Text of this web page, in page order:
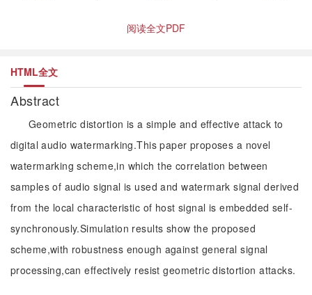
阅读全文PDF
HTML全文
Abstract
Geometric distortion is a simple and effective attack to
digital audio watermarking.This paper proposes a novel
watermarking scheme,in which the correlation between
samples of audio signal is used and watermark signal derived
from the local characteristic of host signal is embedded self-
synchronously.Simulation results show the proposed
scheme,with robustness enough against general signal
processing,can effectively resist geometric distortion attacks.